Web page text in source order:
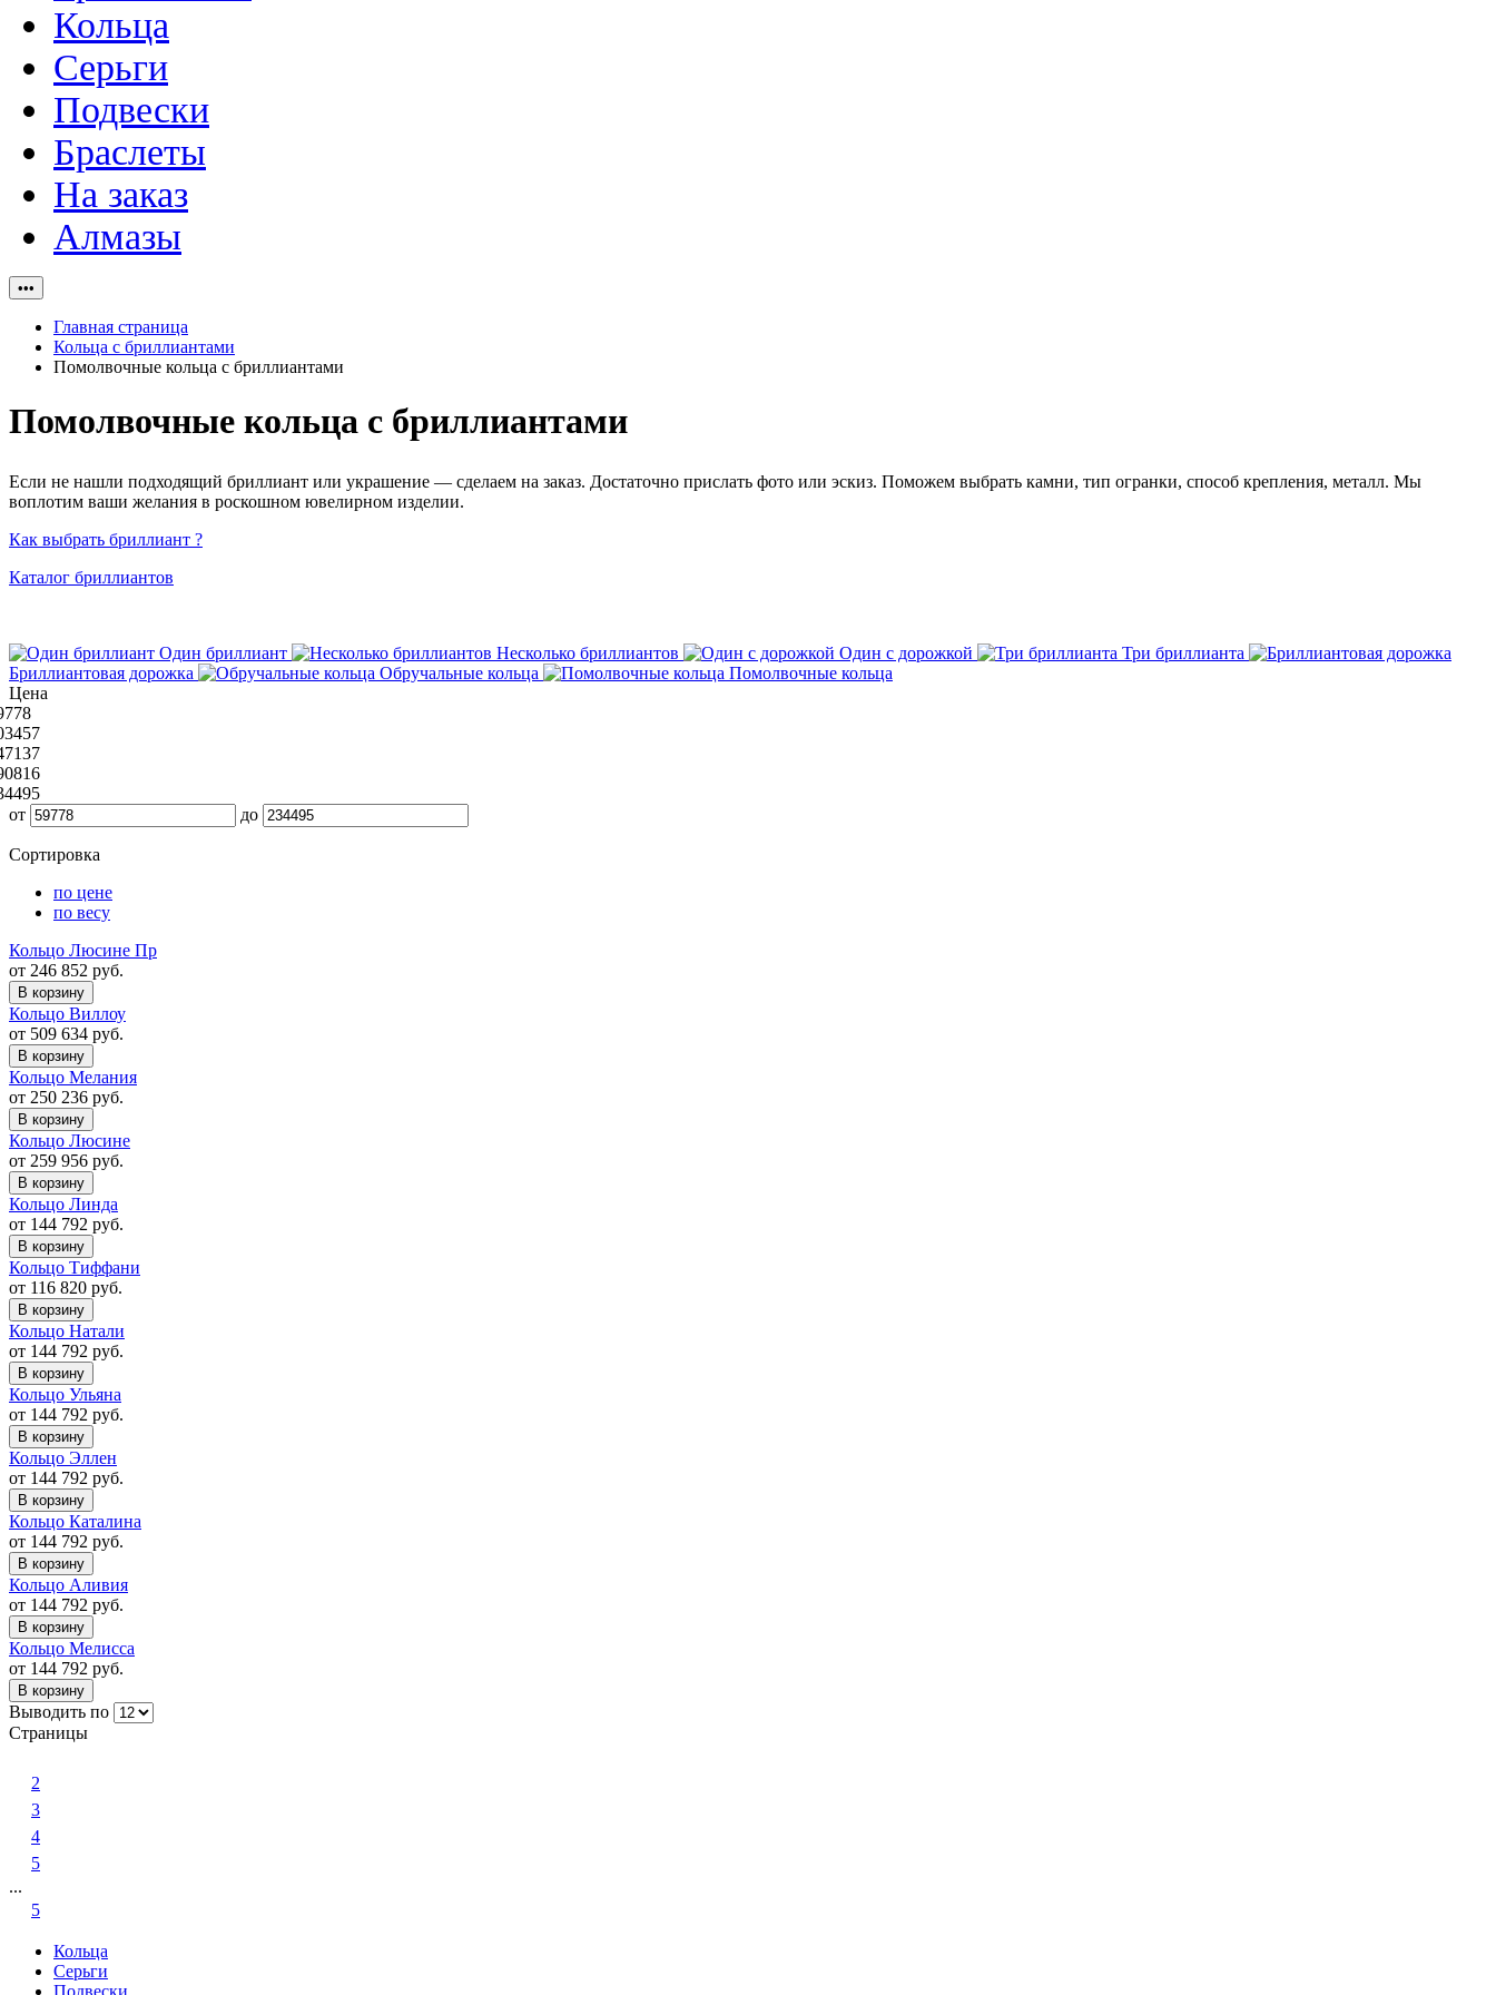
Кольца
Серьги
Подвески
Браслеты
На заказ
Алмазы
•••
Главная страница
Кольца с бриллиантами
Помолвочные кольца с бриллиантами
Помолвочные кольца с бриллиантами
Если не нашли подходящий бриллиант или украшение — сделаем на заказ. Достаточно прислать фото или эскиз. Поможем выбрать камни, тип огранки, способ крепления, металл. Мы
воплотим ваши желания в роскошном ювелирном изделии.
Как выбрать бриллиант ?
Каталог бриллиантов
Один бриллиант Несколько бриллиантов Один с дорожкой
Три бриллианта
Бриллиантовая дорожка
Обручальные кольца
Помолвочные кольца
Цена
от
до
Сортировка
по цене
по весу
Кольцо Люсине Пр
от 246 852 руб.
В корзину
Кольцо Виллоу
от 509 634 руб.
В корзину
Кольцо Мелания
от 250 236 руб.
В корзину
Кольцо Люсине
от 259 956 руб.
В корзину
Кольцо Линда
от 144 792 руб.
В корзину
Кольцо Тиффани
от 116 820 руб.
В корзину
Кольцо Натали
от 144 792 руб.
В корзину
Кольцо Ульяна
от 144 792 руб.
В корзину
Кольцо Эллен
от 144 792 руб.
В корзину
Кольцо Каталина
от 144 792 руб.
В корзину
Кольцо Аливия
от 144 792 руб.
В корзину
Кольцо Мелисса
от 144 792 руб.
В корзину
Выводить по
Страницы
2
3
4
5
...
5
Кольца
Серьги
Подвески